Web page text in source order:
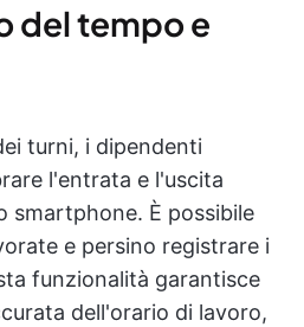
del tempo e
turni, i dipendenti
l'entrata e l'uscita
smartphone. È possibile
e persino registrare i
funzionalità garantisce
dell'orario di lavoro,